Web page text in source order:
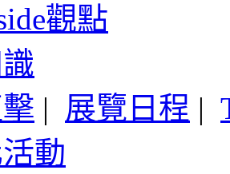
觀點
| 展覽日程 |
動